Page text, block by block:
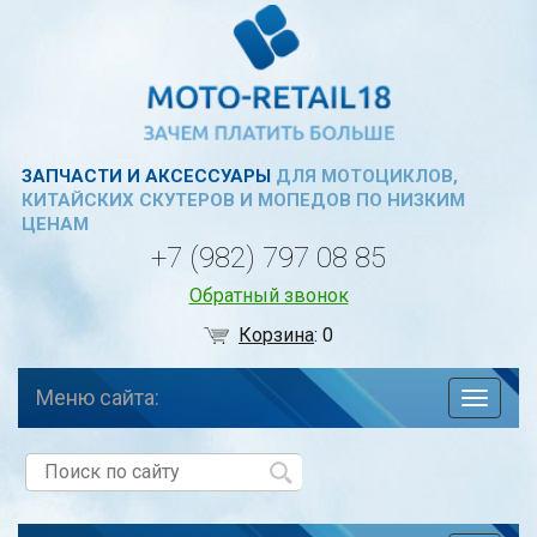
ЗАПЧАСТИ И АКСЕССУАРЫДЛЯ МОТОЦИКЛОВ,
КИТАЙСКИХ СКУТЕРОВ И МОПЕДОВ ПО НИЗКИМ
ЦЕНАМ
+7 (982) 797 08 85
Обратный звонок
Корзина:0
по
Меню сайта: